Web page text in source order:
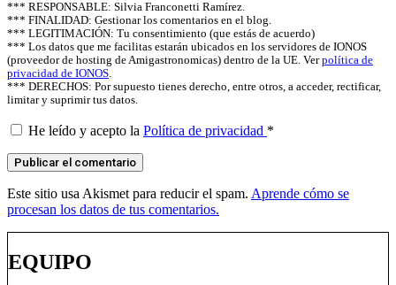
*** RESPONSABLE: Silvia Franconetti Ramírez.
*** FINALIDAD: Gestionar los comentarios en el blog.
*** LEGITIMACIÓN: Tu consentimiento (que estás de acuerdo)
*** Los datos que me facilitas estarán ubicados en los servidores de IONOS
(proveedor de hosting de Amigastronomicas) dentro de la UE. Verpolítica de
privacidad de IONOS.
*** DERECHOS: Por supuesto tienes derecho, entre otros, a acceder, rectificar,
limitar y suprimir tus datos.
He leído y acepto la Política de privacidad *
Este sitio usa Akismet para reducir el spam. Aprende cómo se
procesan los datos de tus comentarios.
EQUIPO